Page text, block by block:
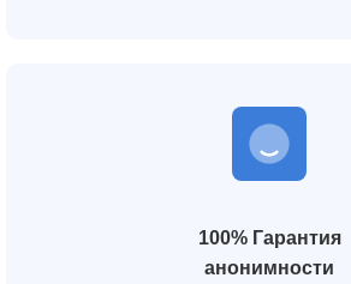
100% Гарантия
анонимности